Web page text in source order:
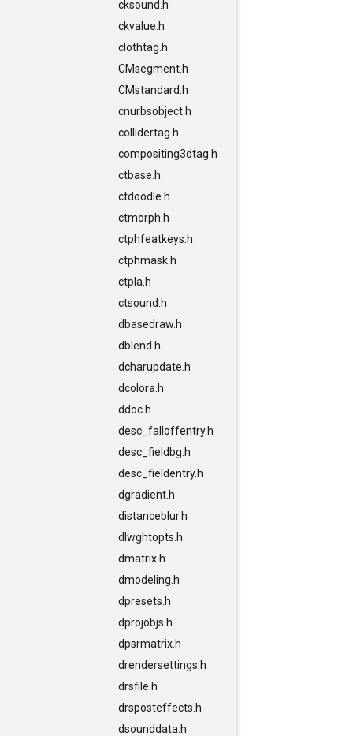
cksound.h
ckvalue.h
clothtag.h
CMsegment.h
CMstandard.h
cnurbsobject.h
collidertag.h
compositing3dtag.h
ctbase.h
ctdoodle.h
ctmorph.h
ctphfeatkeys.h
ctphmask.h
ctpla.h
ctsound.h
dbasedraw.h
dblend.h
dcharupdate.h
dcolora.h
ddoc.h
desc_falloffentry.h
desc_fieldbg.h
desc_fieldentry.h
dgradient.h
distanceblur.h
dlwghtopts.h
dmatrix.h
dmodeling.h
dpresets.h
dprojobjs.h
dpsrmatrix.h
drendersettings.h
drsfile.h
drsposteffects.h
dsounddata.h